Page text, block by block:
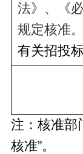
法》、《
规定核准。
有关招投标
注：核准部
核准”。